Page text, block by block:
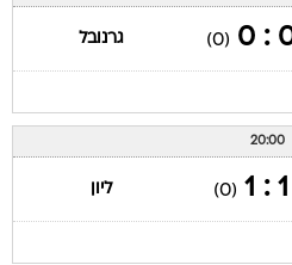
0
(0) גרנובל
20:00
1 : 1
(0) ליון